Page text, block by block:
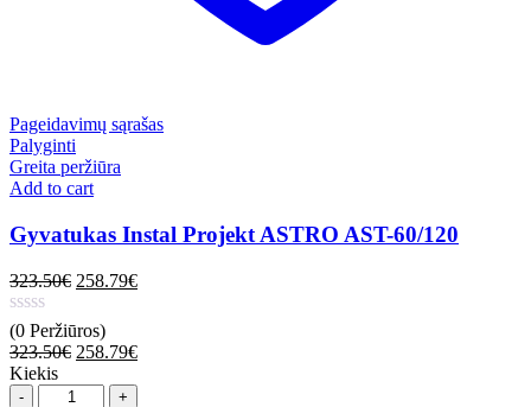
Pageidavimų sąrašas
Palyginti
Greita peržiūra
Add to cart
Gyvatukas Instal Projekt ASTRO AST-60/120
323.50€ 258.79€
(0 Peržiūros)
323.50€ 258.79€
Kiekis
Quantity